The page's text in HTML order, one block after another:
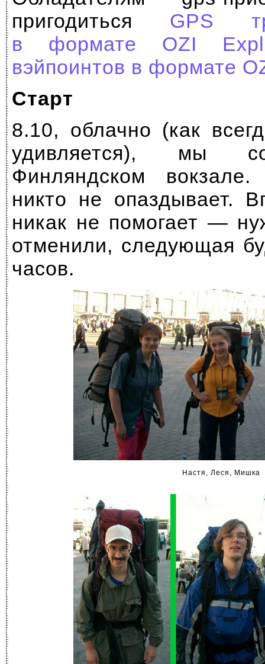
пригодиться GPS
в формате OZI
вэйпоинтов в формате
Старт
8.10, облачно (как
удивляется), мы
Финляндском
никто не опаздывает.
никак не помогает —
отменили, следующая
часов.
Настя, Леся, Мишка